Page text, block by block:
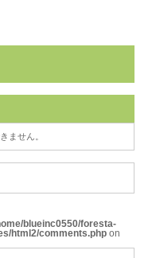
ません。
blueinc0550/foresta-
html2/comments.php on